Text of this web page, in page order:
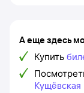
А еще здесь
Купить
Кущёвская